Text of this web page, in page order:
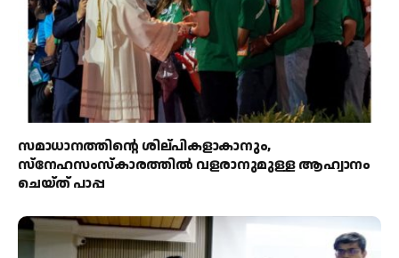
സമാധാനത്തിന്റെ ശില്പികളാകാനും,
സ്നേഹസംസ്കാരത്തിൽ വളരാനുമുള്ള ആഹ്വാനം
ചെയ്ത് പാപ്പ